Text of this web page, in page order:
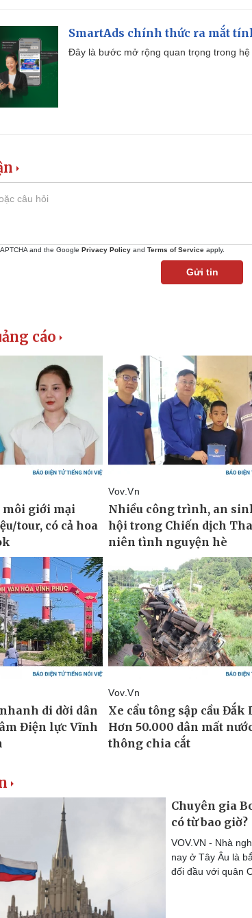
SmartAds chính thức ra mắt
Đây là bước mở rộng quan trọng trong hệ
and the Google Privacy Policy and Terms of Service apply.
Gửi tin
Chuyên gia
có từ bao giờ?
VOV.VN - Nhà
nay ở Tây Âu là
đối đầu với quân